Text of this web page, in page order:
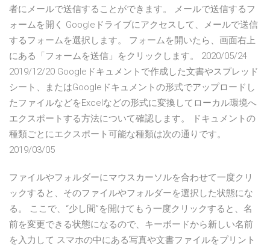
者にメールで送信することができます。 メールで送信するフ
ォームを開く Googleドライブにアクセスして、メールで送信
するフォームを選択します。 フォームを開いたら、画面右上
にある「フォームを送信」をクリックします。 2020/05/24
2019/12/20 Googleドキュメントで作成した文書やスプレッド
シート、またはGoogleドキュメントの形式でアップロードし
たファイルなどをExcelなどの形式に変換してローカル環境へ
エクスポートする方法について確認します。 ドキュメントの
種類ごとにエクスポート可能な種類は次の通りです。
2019/03/05
ファイルやフォルダーにマウスカーソルを合わせて一度クリ
ックすると、そのファイルやフォルダーを選択した状態にな
る。 ここで、“少し間”を開けてもう一度クリックすると、名
前を変更できる状態になるので、キーボードから新しい名前
を入力して スマホの中にある写真や文書ファイルをプリント